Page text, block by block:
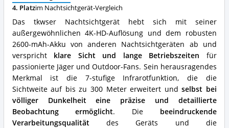
4. Platzim Nachtsichtgerät-Vergleich
Das tkwser Nachtsichtgerät hebt sich mit seiner
außergewöhnlichen 4K-HD-Auflösung und dem robusten
2600-mAh-Akku von anderen Nachtsichtgeräten ab und
verspricht klare Sicht und lange Betriebszeiten für
passionierte Jäger und Outdoor-Fans. Sein herausragendes
Merkmal ist die 7-stufige Infrarotfunktion, die die
Sichtweite auf bis zu 300 Meter erweitert undselbst bei
völliger Dunkelheit eine präzise und detaillierte
Beobachtung ermöglicht. Die beeindruckende
Verarbeitungsqualitätdes Geräts und die
Was
spricht
für
dieses
Nachtsichtgerät?